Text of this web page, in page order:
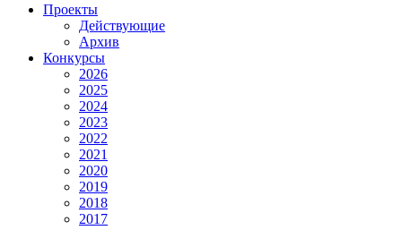
Проекты
Действующие
Архив
Конкурсы
2026
2025
2024
2023
2022
2021
2020
2019
2018
2017